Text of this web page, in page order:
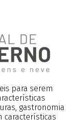
para serem
gastronomia
características